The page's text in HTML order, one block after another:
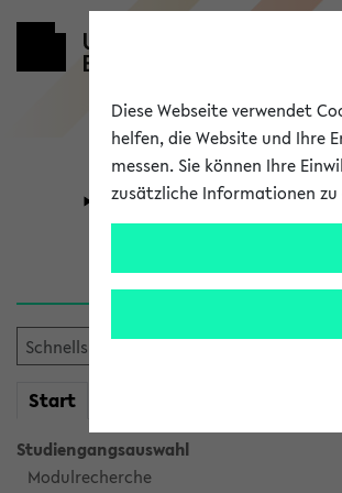
Universität
Start
Studiengangsauswahl
Modulrecherche
Sie
Diese Webseite verwendet
helfen, die Website und Ihre
messen. Sie können Ihre
zusätzliche Informationen zu